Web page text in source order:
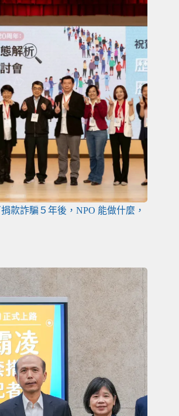
款詐騙５年後，NPO 能做什麼，